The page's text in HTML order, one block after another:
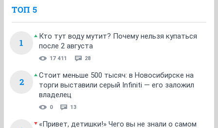
ТОП 5
1
Кто тут воду мутит? Почему нельзя купаться
после 2 августа
17 411 28
2
Стоит меньше 500 тысяч: в Новосибирске на
торги выставили серый Infiniti — его заложил
владелец
0 13
«Привет, детишки!» Чего вы не знали о самом